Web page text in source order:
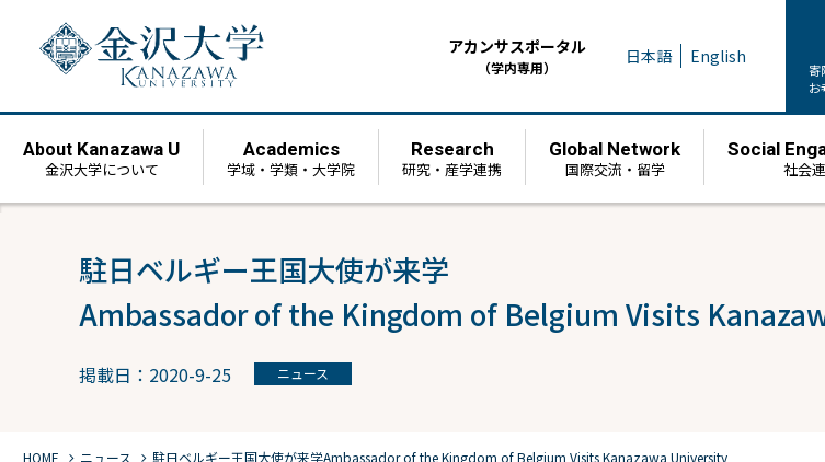
アカンサスポータル
（学内専用） 日本語 English
寄
お
About Kanazawa U
金沢大学について
Academics
学域・学類・大学院
Research
研究・産学連携
Global Network
国際交流・留学
Social
社会
駐日ベルギー王国大使が来学
Ambassador of the Kingdom of Belgium Visits
掲載日：2020-9-25 ニュース
HOME chevron_right ニュース chevron_right 駐日ベルギー王国大使が来学Ambassador of the Kingdom of Belgium Visits Kanazawa University